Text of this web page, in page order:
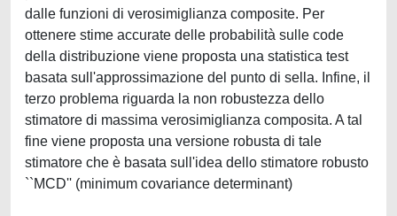
dalle funzioni di verosimiglianza composite. Per
ottenere stime accurate delle probabilità sulle code
della distribuzione viene proposta una statistica test
basata sull'approssimazione del punto di sella. Infine, il
terzo problema riguarda la non robustezza dello
stimatore di massima verosimiglianza composita. A tal
fine viene proposta una versione robusta di tale
stimatore che è basata sull'idea dello stimatore robusto
``MCD'' (minimum covariance determinant)